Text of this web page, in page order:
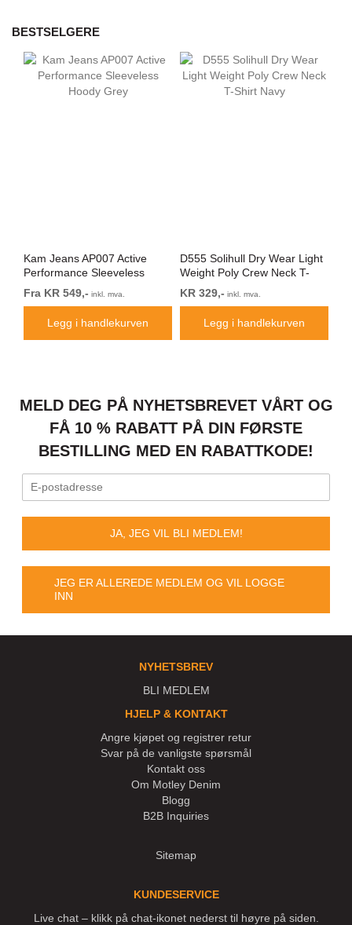
BESTSELGERE
Kam Jeans AP007 Active
Performance Sleeveless
Hoody Grey
Fra KR 549,- inkl. mva.
Legg i handlekurven
D555 Solihull Dry Wear Light
Weight Poly Crew Neck T-
Shirt Navy
KR 329,- inkl. mva.
Legg i handlekurven
MELD DEG PÅ NYHETSBREVET VÅRT OG
FÅ 10 % RABATT PÅ DIN FØRSTE
BESTILLING MED EN RABATTKODE!
JA, JEG VIL BLI MEDLEM!
JEG ER ALLEREDE MEDLEM OG VIL LOGGE
INN
NYHETSBREV
BLI MEDLEM
HJELP & KONTAKT
Angre kjøpet og registrer retur
Svar på de vanligste spørsmål
Kontakt oss
Om Motley Denim
Blogg
B2B Inquiries
Sitemap
KUNDESERVICE
Live chat – klikk på chat-ikonet nederst til høyre på siden.